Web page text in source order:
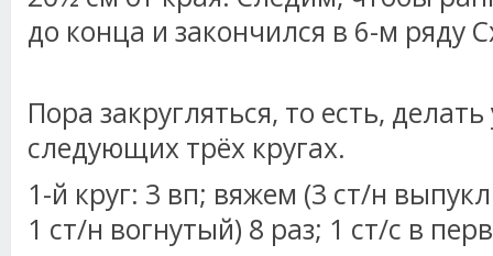
до конца и закончился в 6-м ряду
Пора закругляться, то есть,
следующих трёх кругах.
1-й круг: 3 вп; вяжем (3 ст/н
1 ст/н вогнутый) 8 раз; 1 ст/с в